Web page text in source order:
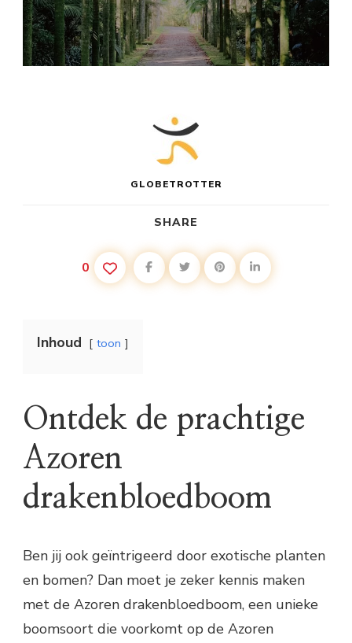
GLOBETROTTER
SHARE
0
Inhoud toon
Ontdek de prachtige
Azoren
drakenbloedboom
Ben jij ook geïntrigeerd door exotische planten
en bomen? Dan moet je zeker kennis maken
met de Azoren drakenbloedboom, een unieke
boomsoort die voorkomt op de Azoren